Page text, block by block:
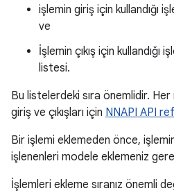
işlemin giriş için kullandığı
ve
İşlemin çıkış için kullandığı
listesi.
Bu listelerdeki sıra önemlidir.
giriş ve çıkışları için NNAPI API
Bir işlemi eklemeden önce,
işlenenleri modele eklemeniz
İşlemleri ekleme sıranız önemli